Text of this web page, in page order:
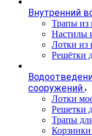
Внутренний
Трапы из
Настилы
Лотки из
Решётки
сооружений
Лотки
Решетки
Трапы